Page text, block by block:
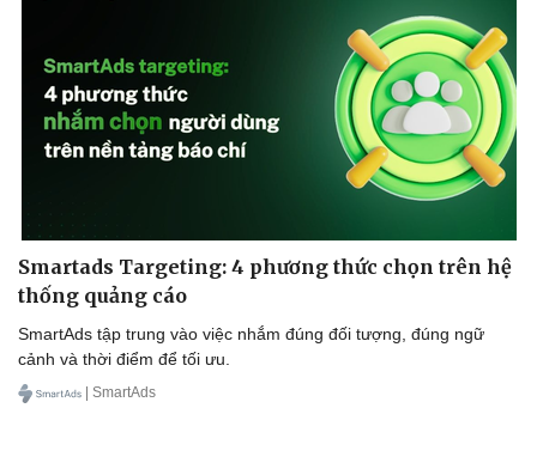
Doanh nghiệp
Thông tin doanh nghiệp
Công nghệ
Sành điệu
Tin Công nghệ
Trải nghiệm
Smartads Targeting: 4 phương thức chọn trên hệ
thống quảng cáo
SmartAds tập trung vào việc nhắm đúng đối tượng, đúng ngữ
cảnh và thời điểm để tối ưu.
| SmartAds